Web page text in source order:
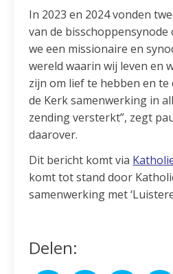
In 2023 en 2024 vonden
van de
we een missionaire en
wereld waarin wij leven en
zijn om lief te hebben en
de Kerk samenwerking in
zending versterkt”, zegt
daarover.
Dit bericht komt via
komt tot stand door
samenwerking met
Delen: